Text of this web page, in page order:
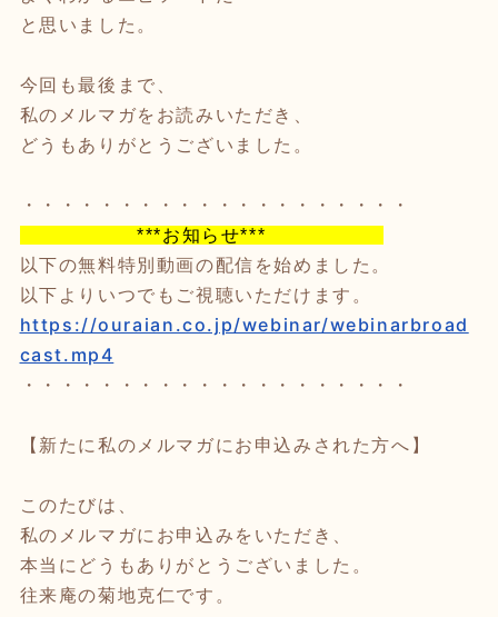
と思いました。
今回も最後まで、
私のメルマガをお読みいただき、
どうもありがとうございました。
・・・・・・・・・・・・・・・・・・・・
***お知らせ***
以下の無料特別動画の配信を始めました。
以下よりいつでもご視聴いただけます。
https://ouraian.co.jp/webinar/webinarbroad
cast.mp4
・・・・・・・・・・・・・・・・・・・・
【新たに私のメルマガにお申込みされた方へ】
このたびは、
私のメルマガにお申込みをいただき、
本当にどうもありがとうございました。
往来庵の菊地克仁です。